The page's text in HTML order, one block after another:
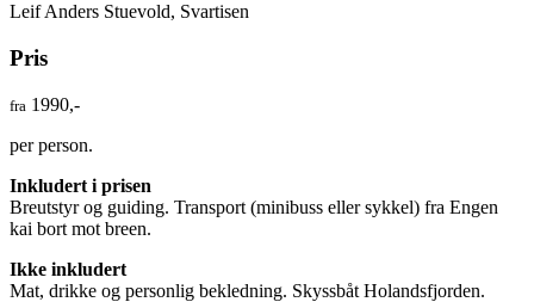
Leif Anders Stuevold, Svartisen
Pris
fra 1990,-
per person.
Inkludert i prisen
Breutstyr og guiding. Transport (minibuss eller sykkel) fra Engen
kai bort mot breen.
Ikke inkludert
Mat, drikke og personlig bekledning. Skyssbåt Holandsfjorden.